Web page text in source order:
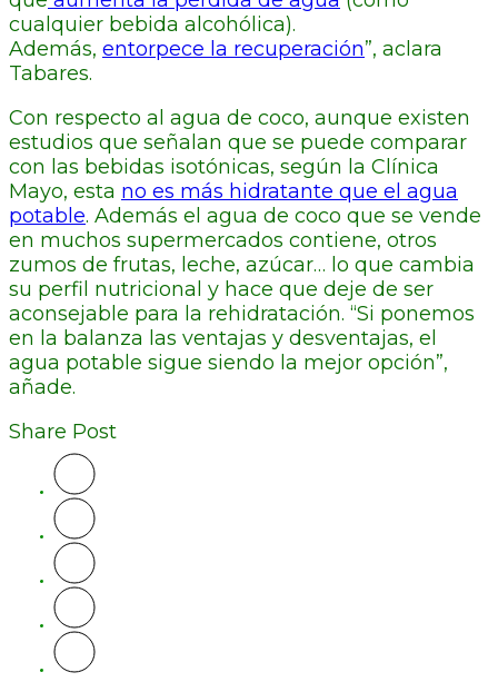
cualquier bebida alcohólica).
Además, entorpece la recuperación”, aclara
Tabares.
Con respecto al agua de coco, aunque existen
estudios que señalan que se puede comparar
con las bebidas isotónicas, según la Clínica
Mayo, esta no es más hidratante que el agua
potable. Además el agua de coco que se vende
en muchos supermercados contiene, otros
zumos de frutas, leche, azúcar… lo que cambia
su perfil nutricional y hace que deje de ser
aconsejable para la rehidratación. “Si ponemos
en la balanza las ventajas y desventajas, el
agua potable sigue siendo la mejor opción”,
añade.
Share Post